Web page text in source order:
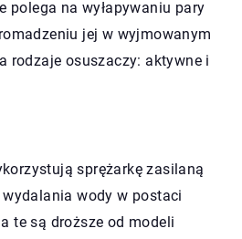
polega na wyłapywaniu pary
jej w wyjmowanym
rodzaje osuszaczy: aktywne i
sprężarkę zasilaną
wody w postaci
te są droższe od modeli